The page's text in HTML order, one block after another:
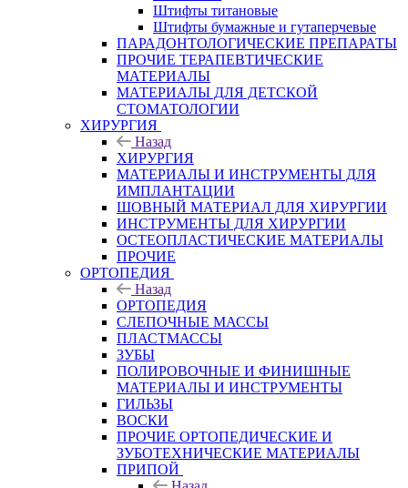
Штифты титановые
Штифты бумажные и гутаперчевые
ПАРАДОНТОЛОГИЧЕСКИЕ ПРЕПАРАТЫ
ПРОЧИЕ ТЕРАПЕВТИЧЕСКИЕ
МАТЕРИАЛЫ
МАТЕРИАЛЫ ДЛЯ ДЕТСКОЙ
СТОМАТОЛОГИИ
ХИРУРГИЯ
Назад
ХИРУРГИЯ
МАТЕРИАЛЫ И ИНСТРУМЕНТЫ ДЛЯ
ИМПЛАНТАЦИИ
ШОВНЫЙ МАТЕРИАЛ ДЛЯ ХИРУРГИИ
ИНСТРУМЕНТЫ ДЛЯ ХИРУРГИИ
ОСТЕОПЛАСТИЧЕСКИЕ МАТЕРИАЛЫ
ПРОЧИЕ
ОРТОПЕДИЯ
Назад
ОРТОПЕДИЯ
СЛЕПОЧНЫЕ МАССЫ
ПЛАСТМАССЫ
ЗУБЫ
ПОЛИРОВОЧНЫЕ И ФИНИШНЫЕ
МАТЕРИАЛЫ И ИНСТРУМЕНТЫ
ГИЛЬЗЫ
ВОСКИ
ПРОЧИЕ ОРТОПЕДИЧЕСКИЕ И
ЗУБОТЕХНИЧЕСКИЕ МАТЕРИАЛЫ
ПРИПОЙ